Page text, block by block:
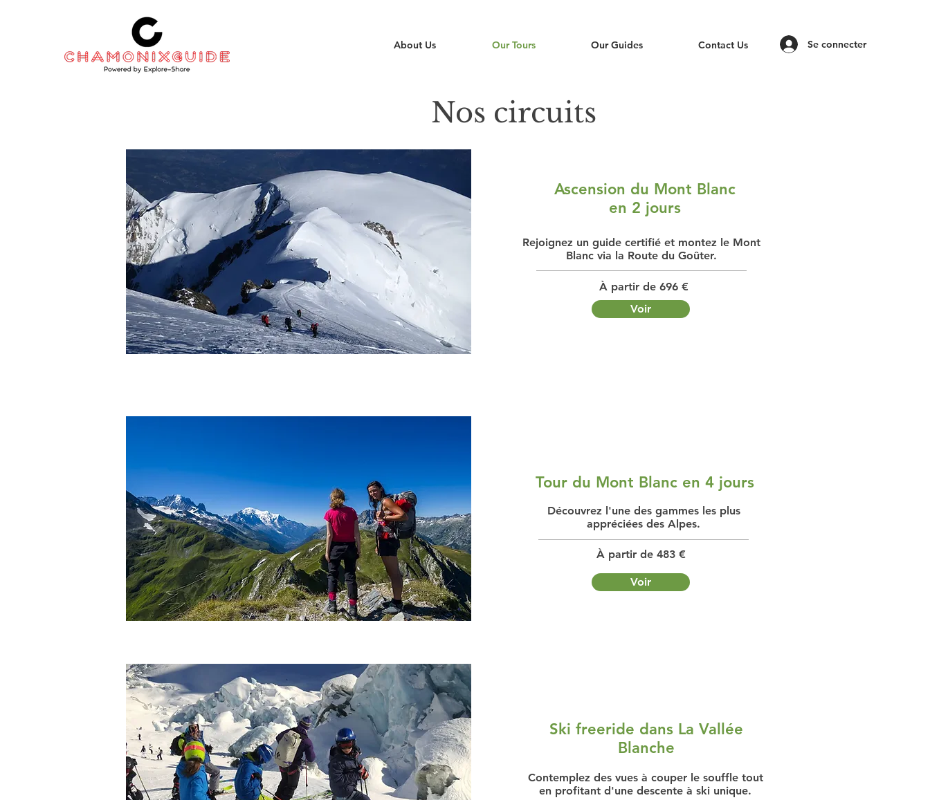
About Us Our Tours Our Guides Contact Us Se connecter
Nos circuits
Ascension du Mont Blanc
en 2 jours
Rejoignez un guide certifié et montez le Mont
Blanc via la Route du Goûter.
À partir de 696 €
Voir
Tour du Mont Blanc en 4 jours
Découvrez l'une des gammes les plus
appréciées des Alpes.
À partir de 483 €
Voir
Ski freeride dans La Vallée
Blanche
Contemplez des vues à couper le souffle tout
en profitant d'une descente à ski unique.